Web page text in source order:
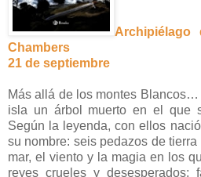
Archipiélago
Chambers
21 de septiembre
Más allá de los montes
isla un árbol muerto en el que
Según la leyenda, con ellos
su nombre: seis pedazos de
mar, el viento y la magia en los
reyes crueles y desesperados;